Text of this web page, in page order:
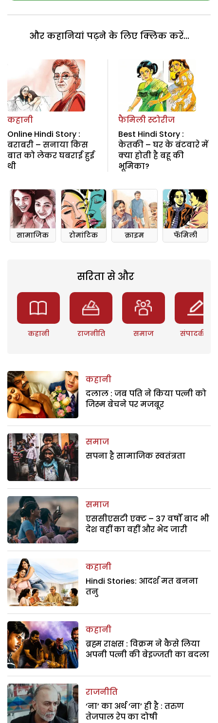
और कहानियां पढ़ने के लिए क्लिक करें...
कहानी
Online Hindi Story :
बराबरी – सनाया किस
बात को लेकर घबराई हुई
थी
फैमिली स्टोरीज
Best Hindi Story :
केतकी – घर के बंटवारे में
क्या होती है बहू की
भूमिका?
सामाजिक रोमांटिक क्राइम फॅमिली
सरिता से और
कहानी राजनीति समाज संपादकीय
कहानी
दलाल : जब पति ने किया पत्नी को
जिस्म बेचने पर मजबूर
समाज
सपना है सामाजिक स्वतंत्रता
समाज
एससीएसटी एक्ट – 37 वर्षों बाद भी
देश वहीं का वहीं और भेद जारी
कहानी
Hindi Stories: आदर्श मत बनना
तनु
कहानी
ब्रह्म राक्षस : विक्रम ने कैसे लिया
अपनी पत्नी की बेइज्जती का बदला
राजनीति
‘ना’ का अर्थ ‘ना’ ही है : तरुण
तेजपाल रेप का दोषी